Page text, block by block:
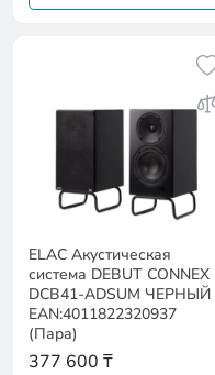
ELAC Акустическая
система DEBUT CONNEX
DCB41-ADSUM ЧЕРНЫЙ
EAN:4011822320937
(Пара)
377 600 ₸